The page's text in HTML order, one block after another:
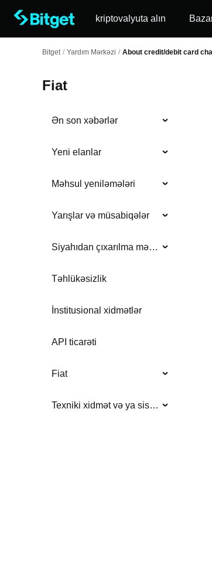
kriptovalyuta alın
Bitget / Yardım Mərkəzi / About credit/debit card
Fiat
Ən son xəbərlər
Yeni elanlar
Məhsul yeniləmələri
Yarışlar və müsabiqələr
Siyahıdan çıxarılma məlumatı
Təhlükəsizlik
İnstitusional xidmətlər
API ticarəti
Fiat
Texniki xidmət və ya sistem yeniləmələri